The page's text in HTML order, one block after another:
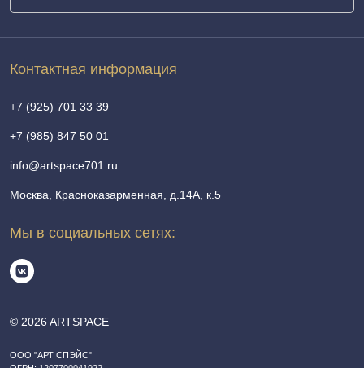
© 2026 ARTSPACE
ООО "АРТ СПЭЙС"
Контактная информация
+7 (925) 701 33 39
+7 (985) 847 50 01
info@artspace701.ru
Москва, Красноказарменная, д.14А, к.5
Мы в социальных сетях: